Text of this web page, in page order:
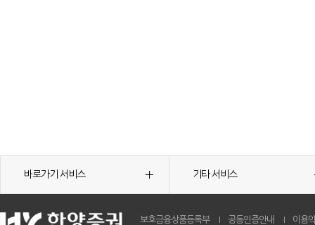
바로가기 서비스 기타 서비스
보호금융상품등록부 공동인증안내 이용